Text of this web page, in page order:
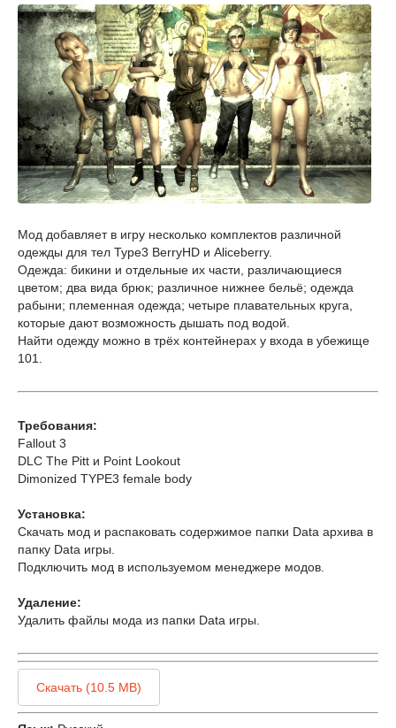
Мод добавляет в игру несколько комплектов различной
одежды для тел Type3 BerryHD и Aliceberry.
Одежда: бикини и отдельные их части, различающиеся
цветом; два вида брюк; различное нижнее бельё; одежда
рабыни; племенная одежда; четыре плавательных круга,
которые дают возможность дышать под водой.
Найти одежду можно в трёх контейнерах у входа в убежище
101.
Требования:
Fallout 3
DLC The Pitt и Point Lookout
Dimonized TYPE3 female body
Установка:
Скачать мод и распаковать содержимое папки Data архива в
папку Data игры.
Подключить мод в используемом менеджере модов.
Удаление:
Удалить файлы мода из папки Data игры.
Скачать (10.5 MB)